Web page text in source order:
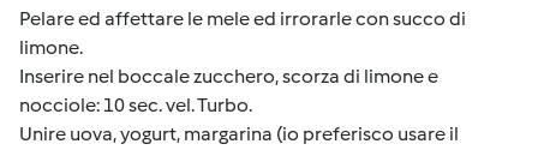
Pelare ed affettare le mele ed irrorarle con succo di
limone.
Inserire nel boccale zucchero, scorza di limone e
nocciole: 10 sec. vel. Turbo.
Unire uova, yogurt, margarina (io preferisco usare il